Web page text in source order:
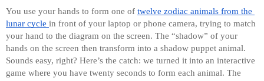
You use your hands to form one of twelve zodiac animals from the
lunar cycle in front of your laptop or phone camera, trying to match
your hand to the diagram on the screen. The “shadow” of your
hands on the screen then transform into a shadow puppet animal.
Sounds easy, right? Here’s the catch: we turned it into an interactive
game where you have twenty seconds to form each animal. The